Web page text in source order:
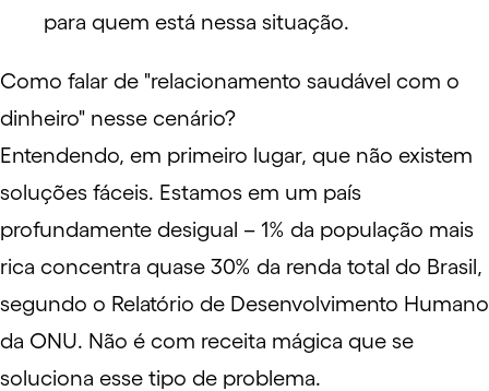
para quem está nessa situação.
Como falar de "relacionamento saudável com o
dinheiro" nesse cenário?
Entendendo, em primeiro lugar, que não existem
soluções fáceis. Estamos em um país
profundamente desigual – 1% da população mais
rica concentra quase 30% da renda total do Brasil,
segundo o Relatório de Desenvolvimento Humano
da ONU. Não é com receita mágica que se
soluciona esse tipo de problema.